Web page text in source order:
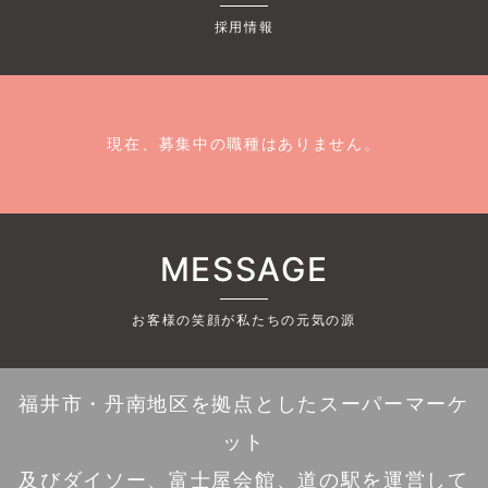
採用情報
現在、募集中の職種はありません。
MESSAGE
お客様の笑顔が私たちの元気の源
福井市・丹南地区を拠点としたスーパーマーケ
ット
及びダイソー、富士屋会館、道の駅を運営して